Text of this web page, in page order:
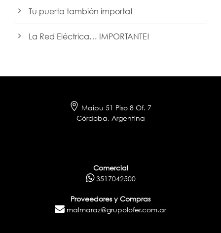
Tu puerta también importa!
La Red Eléctrica… IMPORTANTE!
Maipu 51 Piso 8 Of. 7
Córdoba, Argentina
Comercial
3517042500
Proveedores y Compras
malmaraz@grupolofer.com.ar